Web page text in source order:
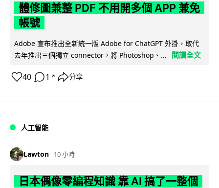
體修圖兼整 PDF 不用開多個 APP 兼免
帳號
Adobe 宣布推出全新統一版 Adobe for ChatGPT 外掛，取代
去年推出三個獨立 connector，將 Photoshop、...
閱讀全文
40 1 ↗ 分享
人工智能
Lawton 10 小時
日本偶像零編程知識 靠 AI 搞了一整個